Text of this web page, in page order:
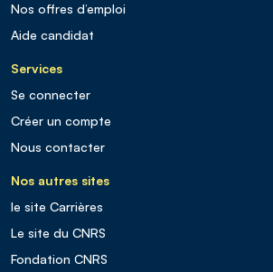
Nos offres d’emploi
Aide candidat
Services
Se connecter
Créer un compte
Nous contacter
Nos autres sites
le site Carrières
Le site du CNRS
Fondation CNRS